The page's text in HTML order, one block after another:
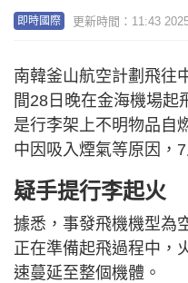
即時國際 更新時間：11:43
南韓釜山航空計劃飛往
間28日晚在金海機場起
是行李架上不明物品自
中因吸入煙氣等原因，7
疑手提行李起火
據悉，事發飛機機型為
正在準備起飛過程中，
速蔓延至整個機體。